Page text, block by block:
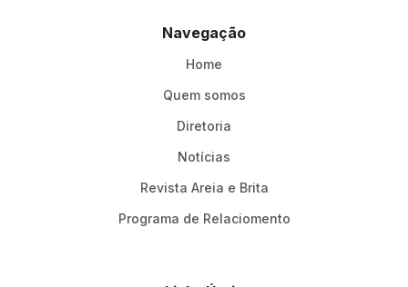
Navegação
Home
Quem somos
Diretoria
Notícias
Revista Areia e Brita
Programa de Relaciomento